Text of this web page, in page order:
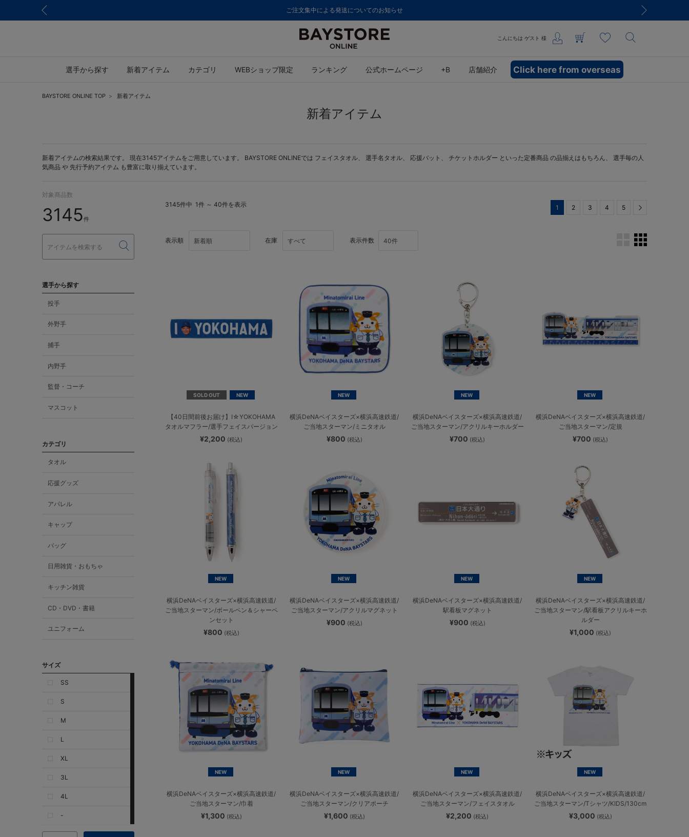
ご注文集中による発送についてのお知らせ
こんにちは ゲスト 様
選手から探す 新着アイテム カテゴリ WEBショップ限定 ランキング 公式ホームページ +B 店舗紹介 Click here from overseas
BAYSTORE ONLINE TOP 新着アイテム
新着アイテム
新着アイテムの検索結果です。 現在3145アイテムをご用意しています。 BAYSTORE ONLINEでは フェイスタオル、 選手名タオル、 応援バット 、 チケットホルダー といった定番商品 の品揃えはもちろん、 選手毎の人
気商品 や 先行予約アイテム も豊富に取り揃えています。
対象商品数
3145件
選手から探す
投手
外野手
捕手
内野手
監督・コーチ
マスコット
カテゴリ
タオル
応援グッズ
アパレル
キャップ
バッグ
日用雑貨・おもちゃ
キッチン雑貨
CD・DVD・書籍
ユニフォーム
サイズ
SS
S
M
L
XL
3L
4L
-
3145件中 1件 ～ 40件を表示 1 2 3 4 5
表示順 在庫 表示件数
SOLD OUT NEW
【40日間前後お届け】I☆YOKOHAMA
タオルマフラー/選手フェイスバージョン
¥2,200 (税込)
NEW
横浜DeNAベイスターズ×横浜高速鉄道/
ご当地スターマン/ミニタオル
¥800 (税込)
NEW
横浜DeNAベイスターズ×横浜高速鉄道/
ご当地スターマン/アクリルキーホルダー
¥700 (税込)
NEW
横浜DeNAベイスターズ×横浜高速鉄道/
ご当地スターマン/定規
¥700 (税込)
NEW
横浜DeNAベイスターズ×横浜高速鉄道/
ご当地スターマン/ボールペン＆シャーペ
ンセット
¥800 (税込)
NEW
横浜DeNAベイスターズ×横浜高速鉄道/
ご当地スターマン/アクリルマグネット
¥900 (税込)
NEW
横浜DeNAベイスターズ×横浜高速鉄道/
駅看板マグネット
¥900 (税込)
NEW
横浜DeNAベイスターズ×横浜高速鉄道/
ご当地スターマン/駅看板アクリルキーホ
ルダー
¥1,000 (税込)
NEW
横浜DeNAベイスターズ×横浜高速鉄道/
ご当地スターマン/巾着
¥1,300 (税込)
NEW
横浜DeNAベイスターズ×横浜高速鉄道/
ご当地スターマン/クリアポーチ
¥1,600 (税込)
NEW
横浜DeNAベイスターズ×横浜高速鉄道/
ご当地スターマン/フェイスタオル
¥2,200 (税込)
NEW
横浜DeNAベイスターズ×横浜高速鉄道/
ご当地スターマン/Tシャツ/KIDS/130cm
¥3,000 (税込)